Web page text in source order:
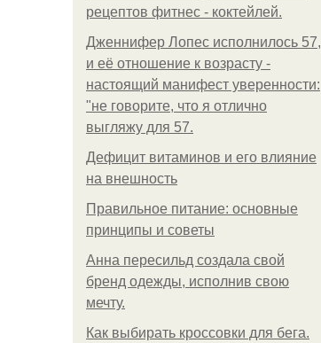
рецептов фитнес - коктейлей.
Дженнифер Лопес исполнилось 57,
и её отношение к возрасту -
настоящий манифест уверенности:
"не говорите, что я отлично
выгляжу для 57.
Дефицит витаминов и его влияние
на внешность
Правильное питание: основные
принципы и советы
Анна пересильд создала свой
бренд одежды, исполнив свою
мечту.
Как выбирать кроссовки для бега.